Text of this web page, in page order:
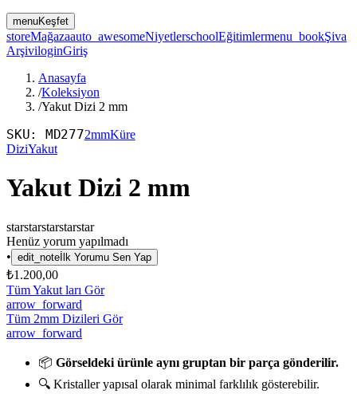
menuKeşfet
storeMağazaauto_awesomeNiyetlerschoolEğitimlermenu_bookŞiva
ArşiviloginGiriş
Anasayfa
/Koleksiyon
/Yakut Dizi 2 mm
SKU: MD2772mmKüre
DiziYakut
Yakut Dizi 2 mm
starstarstarstarstar
Henüz yorum yapılmadı
• edit_note İlk Yorumu Sen Yap
₺1.200,00
Tüm Yakut ları Gör
arrow_forward
Tüm 2mm Dizileri Gör
arrow_forward
📦 Görseldeki ürünle aynı gruptan bir parça gönderilir.
🔍 Kristaller yapısal olarak minimal farklılık gösterebilir.